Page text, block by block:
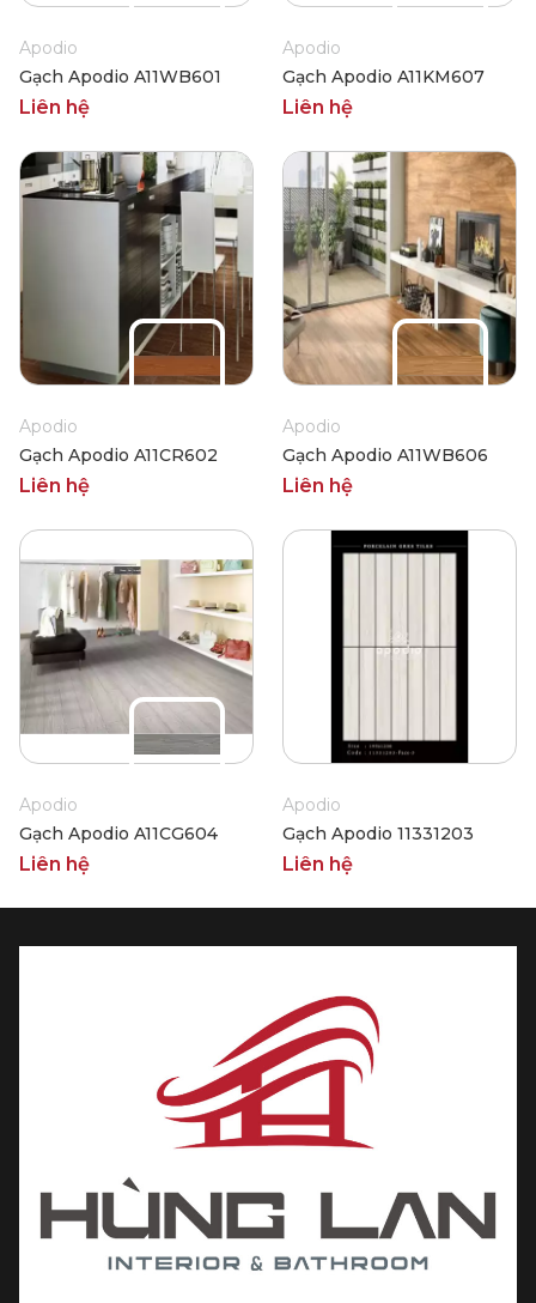
Apodio
Gạch Apodio A11WB601
Liên hệ
Apodio
Gạch Apodio A11KM607
Liên hệ
Apodio
Gạch Apodio A11CR602
Liên hệ
Apodio
Gạch Apodio A11WB606
Liên hệ
Apodio
Gạch Apodio A11CG604
Liên hệ
Apodio
Gạch Apodio 11331203
Liên hệ